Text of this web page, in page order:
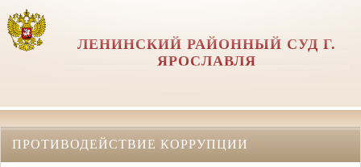
ЛЕНИНСКИЙ РАЙОННЫЙ СУД Г.
ЯРОСЛАВЛЯ
ПРОТИВОДЕЙСТВИЕ КОРРУПЦИИ